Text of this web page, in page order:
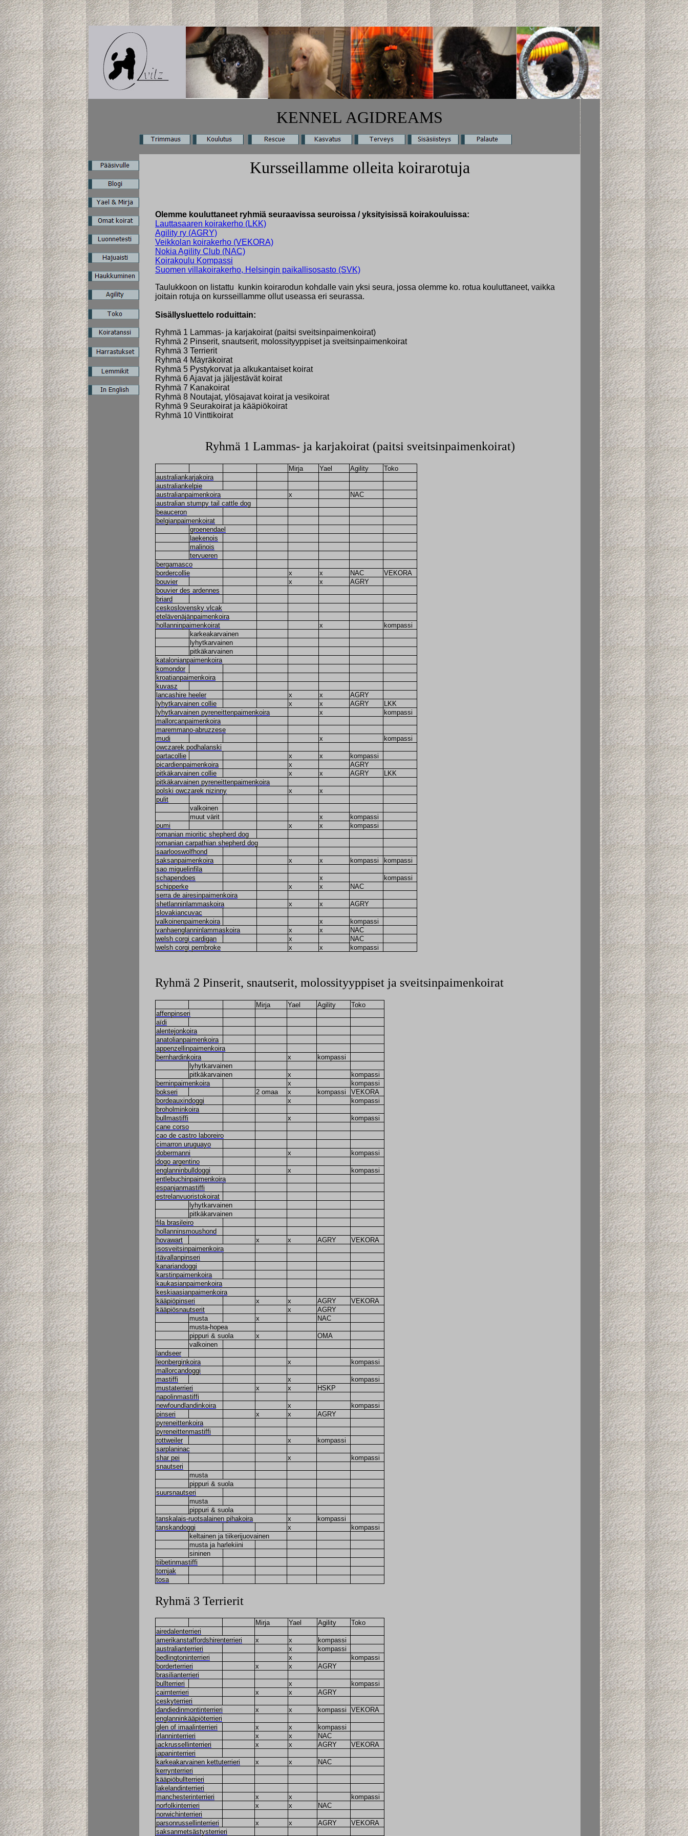
KENNEL AGIDREAMS
Kursseillamme olleita koirarotuja
Olemme kouluttaneet ryhmiä seuraavissa seuroissa / yksityisissä koirakouluissa:
Lauttasaaren koirakerho (LKK)
Agility ry (AGRY)
Veikkolan koirakerho (VEKORA)
Nokia Agility Club (NAC)
Koirakoulu Kompassi
Suomen villakoirakerho, Helsingin paikallisosasto (SVK)
Taulukkoon on listattu kunkin koirarodun kohdalle vain yksi seura, jossa olemme ko. rotua kouluttaneet, vaikka
joitain rotuja on kursseillamme ollut useassa eri seurassa.
Sisällysluettelo roduittain:
Ryhmä 1 Lammas- ja karjakoirat (paitsi sveitsinpaimenkoirat)
Ryhmä 2 Pinserit, snautserit, molossityyppiset ja sveitsinpaimenkoirat
Ryhmä 3 Terrierit
Ryhmä 4 Mäyräkoirat
Ryhmä 5 Pystykorvat ja alkukantaiset koirat
Ryhmä 6 Ajavat ja jäljestävät koirat
Ryhmä 7 Kanakoirat
Ryhmä 8 Noutajat, ylösajavat koirat ja vesikoirat
Ryhmä 9 Seurakoirat ja kääpiökoirat
Ryhmä 10 Vinttikoirat
Ryhmä 1 Lammas- ja karjakoirat (paitsi sveitsinpaimenkoirat)
Mirja Yael Agility
Toko
australiankarjakoira
australiankelpie
australianpaimenkoira
x
NAC
australian stumpy tail cattle dog
beauceron
belgianpaimenkoirat
groenendael
laekenois
malinois
tervueren
bergamasco
bordercollie
x x NAC
VEKORA
bouvier
x x
AGRY
bouvier des ardennes
briard
ceskoslovensky vlcak
etelävenäjänpaimenkoira
hollanninpaimenkoirat
x
kompassi
karkeakarvainen
lyhytkarvainen
pitkäkarvainen
katalonianpaimenkoira
komondor
kroatianpaimenkoira
kuvasz
lancashire heeler
x x
AGRY
lyhytkarvainen collie
x x AGRY
LKK
lyhytkarvainen pyreneittenpaimenkoira
x
kompassi
mallorcanpaimenkoira
maremmano-abruzzese
mudi
x
kompassi
owczarek podhalanski
partacollie
x x
kompassi
picardienpaimenkoira
x
AGRY
pitkäkarvainen collie
x x AGRY
LKK
pitkäkarvainen pyreneittenpaimenkoira
polski owczarek nizinny
x
x
pulit
valkoinen
muut värit
x
kompassi
pumi
x x
kompassi
romanian mioritic shepherd dog
romanian carpathian shepherd dog
saarlooswolfhond
saksanpaimenkoira
x x kompassi
kompassi
sao miguelinfila
schapendoes
x
kompassi
schipperke
x x
NAC
serra de airesinpaimenkoira
shetlanninlammaskoira
x x
AGRY
slovakiancuvac
valkoinenpaimenkoira
x
kompassi
vanhaenglanninlammaskoira
x x
NAC
welsh corgi cardigan
x
NAC
welsh corgi pembroke
x x kompassi
Ryhmä 2 Pinserit, snautserit, molossityyppiset ja sveitsinpaimenkoirat
Mirja Yael Agility
Toko
affenpinseri
aïdi
alentejonkoira
anatolianpaimenkoira
appenzellinpaimenkoira
bernhardinkoira
x
kompassi
lyhytkarvainen
pitkäkarvainen
x
kompassi
berninpaimenkoira
x
kompassi
bokseri
2 omaa x kompassi
VEKORA
bordeauxindoggi
x
kompassi
broholminkoira
bullmastiffi
x
kompassi
cane corso
cao de castro laboreiro
cimarron uruguayo
dobermanni
x
kompassi
dogo argentino
englanninbulldoggi
x
kompassi
entlebuchinpaimenkoira
espanjanmastiffi
estrelanvuoristokoirat
lyhytkarvainen
pitkäkarvainen
fila brasileiro
hollanninsmoushond
hovawart
x x AGRY
VEKORA
isosveitsinpaimenkoira
itävallanpinseri
kanariandoggi
karstinpaimenkoira
kaukasianpaimenkoira
keskiaasianpaimenkoira
kääpiöpinseri
x x AGRY
VEKORA
kääpiösnautserit
x
AGRY
musta
x
NAC
musta-hopea
pippuri & suola
x
OMA
valkoinen
landseer
leonberginkoira
x
kompassi
mallorcandoggi
mastiffi
x
kompassi
mustaterrieri
x x
HSKP
napolinmastiffi
newfoundlandinkoira
x
kompassi
pinseri
x x
AGRY
pyreneittenkoira
pyreneittenmastiffi
rottweiler
x
kompassi
sarplaninac
shar pei
x
kompassi
snautseri
musta
pippuri & suola
suursnautseri
musta
pippuri & suola
tanskalais-ruotsalainen pihakoira
x
kompassi
tanskandoggi
x
kompassi
keltainen ja tiikerijuovainen
musta ja harlekiini
sininen
tiibetinmastiffi
tornjak
tosa
Ryhmä 3 Terrierit
Mirja Yael Agility
Toko
airedalenterrieri
amerikanstaffordshirenterrieri
x x
kompassi
australianterrieri
x
kompassi
bedlingtoninterrieri
x
kompassi
borderterrieri
x x
AGRY
brasilianterrieri
bullterrieri
x
kompassi
cairnterrieri
x x
AGRY
ceskyterrieri
dandiedinmontinterrieri
x x kompassi
VEKORA
englanninkääpiöterrieri
glen of imaalinterrieri
x x
kompassi
irlanninterrieri
x x
NAC
jackrussellinterrieri
x x AGRY
VEKORA
japaninterrieri
karkeakarvainen kettuterrieri
x x
NAC
kerrynterrieri
kääpiöbullterrieri
lakelandinterrieri
manchesterinterrieri
x x
kompassi
norfolkinterrieri
x x
NAC
norwichinterrieri
parsonrussellinterrieri
x x AGRY
VEKORA
saksanmetsästysterrieri